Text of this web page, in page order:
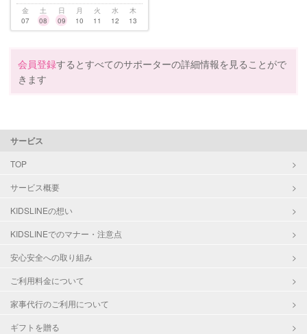
金
07
土
08
日
09
月
10
火
11
水
12
木
13
会員登録するとすべてのサポーターの詳細情報を見ることがで
きます
サービス
TOP
サービス概要
KIDSLINEの想い
KIDSLINEでのマナー・注意点
安心安全への取り組み
ご利用料金について
家事代行のご利用について
ギフトを贈る